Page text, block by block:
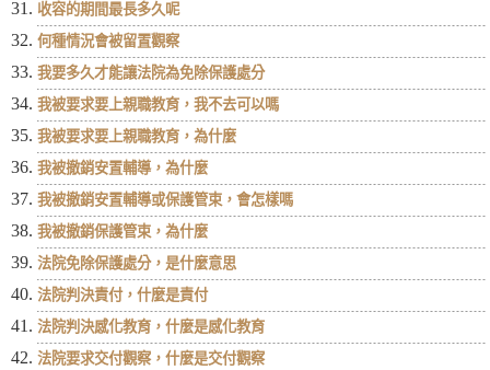
收容的期間最長多久呢
何種情況會被留置觀察
我要多久才能讓法院為免除保護處分
我被要求要上親職教育，我不去可以嗎
我被要求要上親職教育，為什麼
我被撤銷安置輔導，為什麼
我被撤銷安置輔導或保護管束，會怎樣嗎
我被撤銷保護管束，為什麼
法院免除保護處分，是什麼意思
法院判決責付，什麼是責付
法院判決感化教育，什麼是感化教育
法院要求交付觀察，什麼是交付觀察